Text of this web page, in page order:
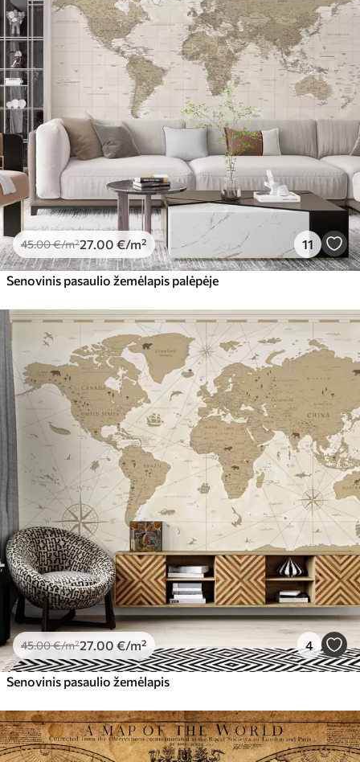
45.00€/m²27.00 €/m² 11
Senovinis pasaulio žemėlapis palėpėje
45.00€/m²27.00 €/m² 4
Senovinis pasaulio žemėlapis